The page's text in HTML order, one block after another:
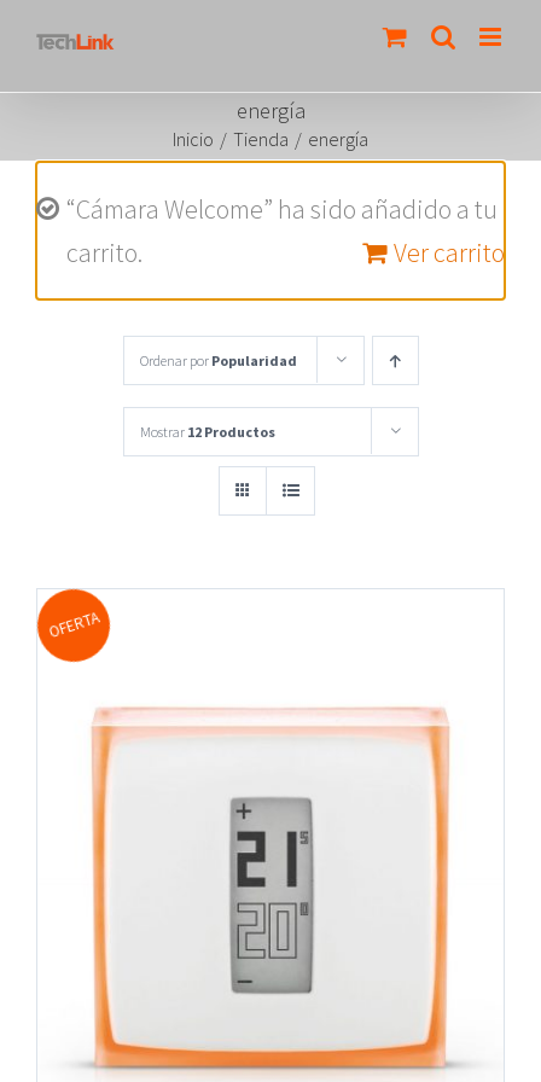
energía
Inicio / Tienda / energía
“Cámara Welcome” ha sido añadido a tu
carrito.
Ver carrito
Ordenar por Popularidad
Mostrar 12 Productos
OFERTA